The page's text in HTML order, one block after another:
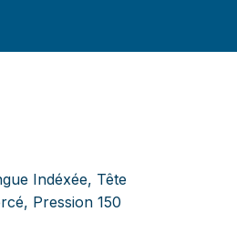
Indéxée, Tête
Pression 150